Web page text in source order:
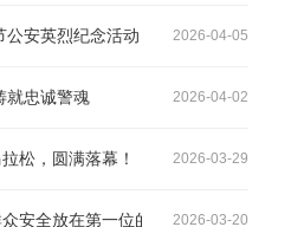
公安英烈纪念活动 2026-04-05
就忠诚警魂 2026-04-02
松，圆满落幕！ 2026-03-29
安全放在第一位的“爽哥”2026-03-20